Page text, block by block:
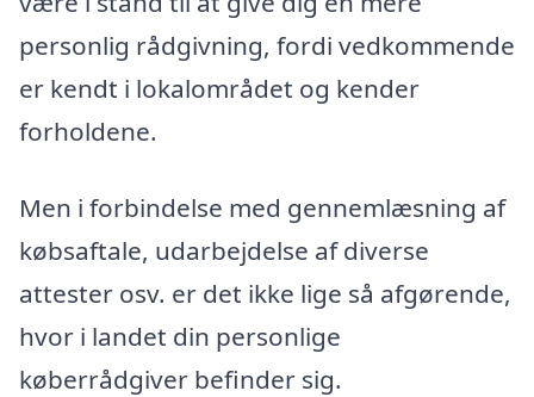
personlig rådgivning, fordi vedkommende
er kendt i lokalområdet og kender
forholdene.
Men i forbindelse med gennemlæsning af
købsaftale, udarbejdelse af diverse
attester osv. er det ikke lige så afgørende,
hvor i landet din personlige
køberrådgiver befinder sig.